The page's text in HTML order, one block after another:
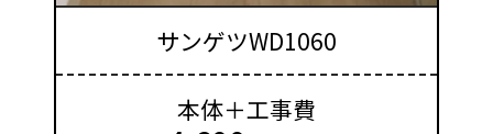
サンゲツWD1060
本体＋工事費